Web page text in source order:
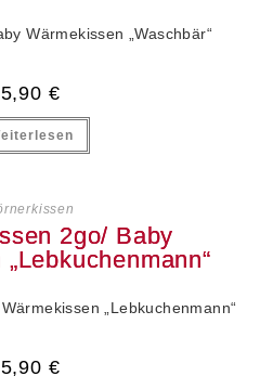
Wärmekissen „Waschbär“
5,90 €
„Lebkuchenmann“
5,90 €